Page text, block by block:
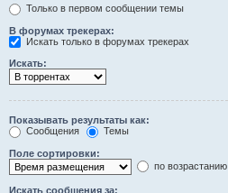
Только в первом сообщении темы
В форумах трекерах:
Искать только в форумах трекерах
Искать:
Показывать результаты как:
Сообщения
Темы
Поле сортировки:
по возрастанию
Искать сообщения за: